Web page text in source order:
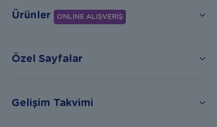
Ürünler ONLİNE ALIŞVERİŞ
Özel Sayfalar
Gelişim Takvimi